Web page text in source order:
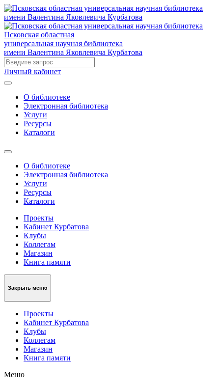
Псковская областная
универсальная научная библиотека
имени Валентина Яковлевича Курбатова
Личный кабинет
О библиотеке
Электронная библиотека
Услуги
Ресурсы
Каталоги
О библиотеке
Электронная библиотека
Услуги
Ресурсы
Каталоги
Проекты
Кабинет Курбатова
Клубы
Коллегам
Магазин
Книга памяти
Закрыть меню
Проекты
Кабинет Курбатова
Клубы
Коллегам
Магазин
Книга памяти
Меню